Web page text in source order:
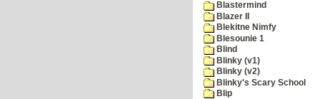
Blastermind
Blazer II
Blekitne Nimfy
Blesounie 1
Blind
Blinky (v1)
Blinky (v2)
Blinky's Scary School
Blip